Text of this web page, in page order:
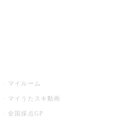
マイルーム
マイうたスキ動画
全国採点GP